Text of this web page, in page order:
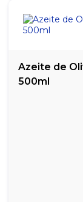
Azeite de
500ml